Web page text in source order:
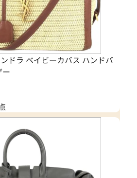
ドラ ベイビーカバス ハンドバ
ー